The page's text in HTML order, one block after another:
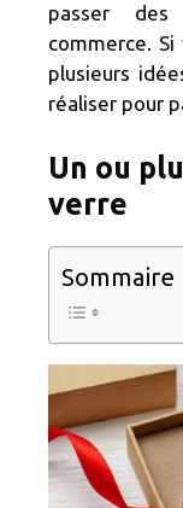
passer
commerce.
plusieurs
réaliser pour
Un ou
verre
Sommaire